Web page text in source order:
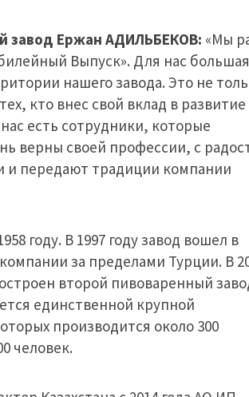
завод Ержан АДИЛЬБЕКОВ: «Мы
Выпуск». Для нас большая
нашего завода. Это не
кто внес свой вклад в развитие
есть сотрудники, которые
верны своей профессии, с
и передают традиции компании
году. В 1997 году завод вошел в
за пределами Турции. В
второй пивоваренный
единственной крупной
производится около 300
человек.